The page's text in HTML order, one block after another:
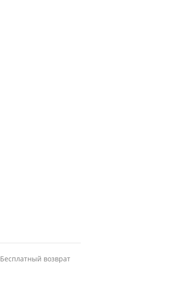
Бесплатный возврат